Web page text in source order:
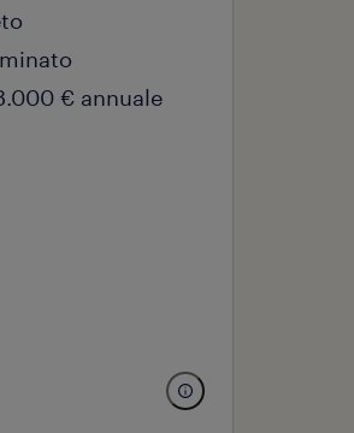
€ annuale